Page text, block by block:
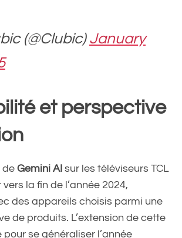
(@Clubic)January
et perspective
de Gemini AI sur les téléviseurs TCL
la fin de l’année 2024,
des appareils choisis parmi une
de produits. L’extension de cette
se généraliser l’année